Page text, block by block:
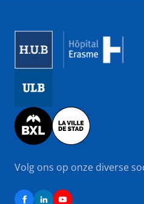
Image
Volg ons op onze diverse